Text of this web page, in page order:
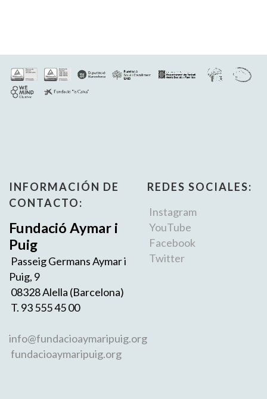
INFORMACIÓN DE
CONTACTO:
Fundació Aymar i
Puig
Passeig Germans Aymar i
Puig, 9
08328 Alella (Barcelona)
T. 93 555 45 00
info@fundacioaymaripuig.org
fundacioaymaripuig.org
REDES SOCIALES:
Instagram
YouTube
Facebook
Twitter